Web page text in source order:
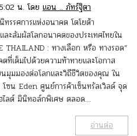
น. โดย แอน .. ภัทร์ฐิตา
ทรรศการแห่งอนาคต โตโยต้า
ะสัมผัสโลกอนาคตของประเทศไทยใน
THAILAND : ทางเลือก หรือ ทางรอด”
ที่เต็มไปด้วยความท้าทายและโอกาส
มุมมองต่อโลกและวิถีชีวิตของคุณ ใน
น Eden ศูนย์การค้าเซ็นทรัลเวิลด์ จุด
ไลต์ มินิทอล์กพิเศษ ตลอด…
อ่านต่อ